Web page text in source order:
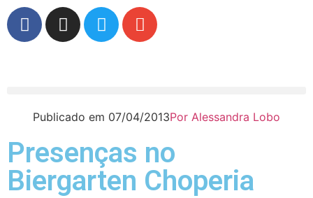
Publicado em 07/04/2013Por Alessandra Lobo
Presenças no
Biergarten Choperia